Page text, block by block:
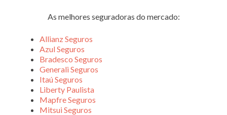
As melhores seguradoras do mercado:
Allianz Seguros
Azul Seguros
Bradesco Seguros
Generali Seguros
Itaú Seguros
Liberty Paulista
Mapfre Seguros
Mitsui Seguros